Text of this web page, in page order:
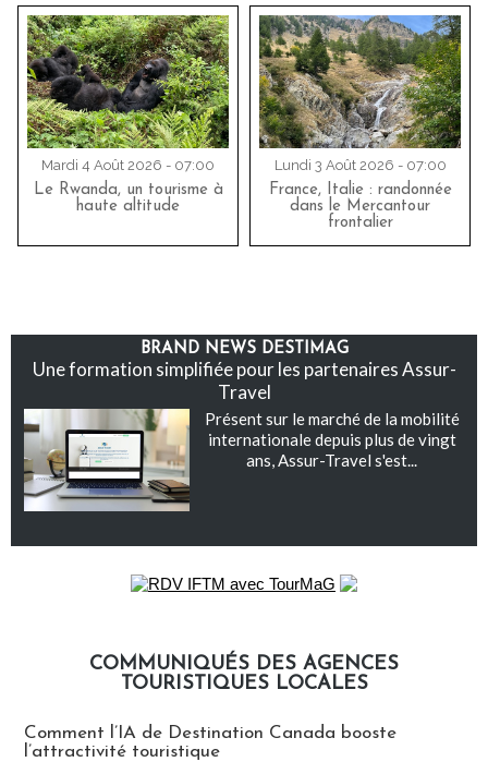
Mardi 4 Août 2026 - 07:00
Le Rwanda, un tourisme à
haute altitude
Lundi 3 Août 2026 - 07:00
France, Italie : randonnée
dans le Mercantour
frontalier
BRAND NEWS DESTIMAG
Une formation simplifiée pour les partenaires Assur-
Travel
Présent sur le marché de la mobilité
internationale depuis plus de vingt
ans, Assur-Travel s'est...
COMMUNIQUÉS DES AGENCES
TOURISTIQUES LOCALES
Comment l’IA de Destination Canada booste
l’attractivité touristique